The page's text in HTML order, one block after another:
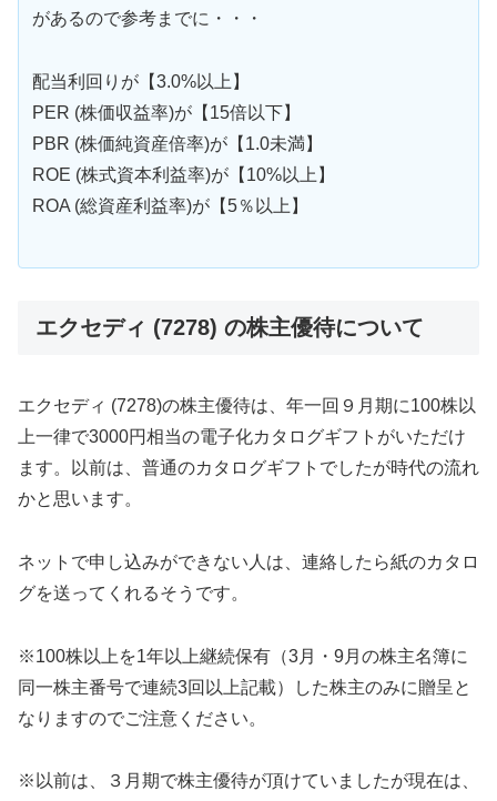
があるので参考までに・・・
配当利回りが【3.0%以上】
PER (株価収益率)が【15倍以下】
PBR (株価純資産倍率)が【1.0未満】
ROE (株式資本利益率)が【10%以上】
ROA (総資産利益率)が【5％以上】
エクセディ (7278) の株主優待について
エクセディ (7278)の株主優待は、年一回９月期に100株以
上一律で3000円相当の電子化カタログギフトがいただけ
ます。以前は、普通のカタログギフトでしたが時代の流れ
かと思います。
ネットで申し込みができない人は、連絡したら紙のカタロ
グを送ってくれるそうです。
※100株以上を1年以上継続保有（3月・9月の株主名簿に
同一株主番号で連続3回以上記載）した株主のみに贈呈と
なりますのでご注意ください。
※以前は、３月期で株主優待が頂けていましたが現在は、